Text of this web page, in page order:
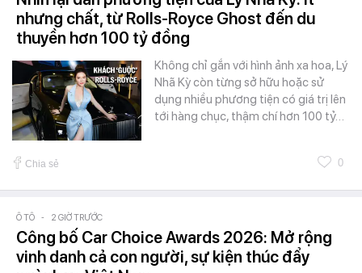
nhưng chất, từ Rolls-Royce Ghost đến du
thuyền hơn 100 tỷ đồng
Không chỉ gắn với hình ảnh xa hoa, Lý
Nhã Kỳ còn từng sở hữu hoặc sử
dụng nhiều phương tiện có giá trị lên
tới hàng chục, thậm chí hơn 100 tỷ…
Chia sẻ 0
Ô TÔ - 2 GIỜ TRƯỚC
Công bố Car Choice Awards 2026: Mở rộng
vinh danh cả con người, sự kiện thúc đẩy